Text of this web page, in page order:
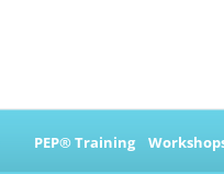
PEP® Training